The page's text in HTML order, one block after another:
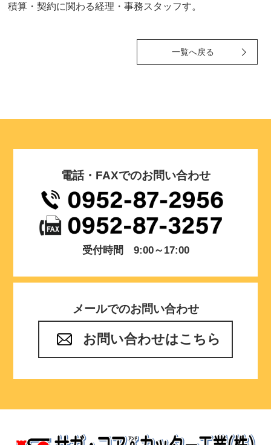
積算・契約に関わる経理・事務スタッフす。
一覧へ戻る
電話・FAXでのお問い合わせ
受付時間 9:00～17:00
メールでのお問い合わせ
お問い合わせはこちら